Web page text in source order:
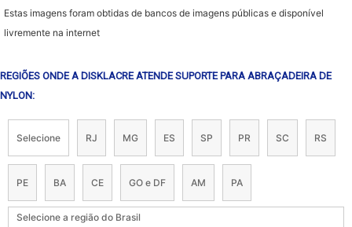
Estas imagens foram obtidas de bancos de imagens públicas e disponível
livremente na internet
REGIÕES ONDE A DISKLACRE ATENDE SUPORTE PARA ABRAÇADEIRA DE
NYLON:
Selecione RJ MG ES SP PR SC RS
PE BA CE GO e DF AM PA
Selecione a região do Brasil